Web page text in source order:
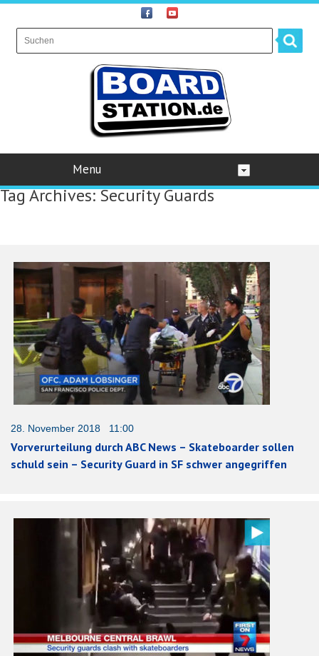
Menu
Tag Archives:Security Guards
28. November 2018 11:00
Vorverurteilung durch ABC News – Skateboarder sollen
schuld sein – Security Guard in SF schwer angegriffen